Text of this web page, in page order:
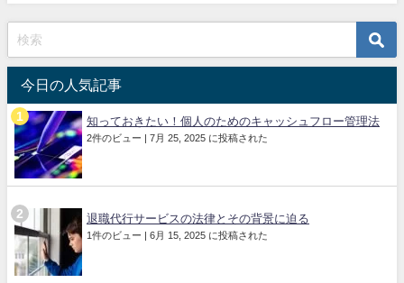
今日の人気記事
知っておきたい！個人のためのキャッシュフロー管理法
2件のビュー | 7月 25, 2025 に投稿された
退職代行サービスの法律とその背景に迫る
1件のビュー | 6月 15, 2025 に投稿された